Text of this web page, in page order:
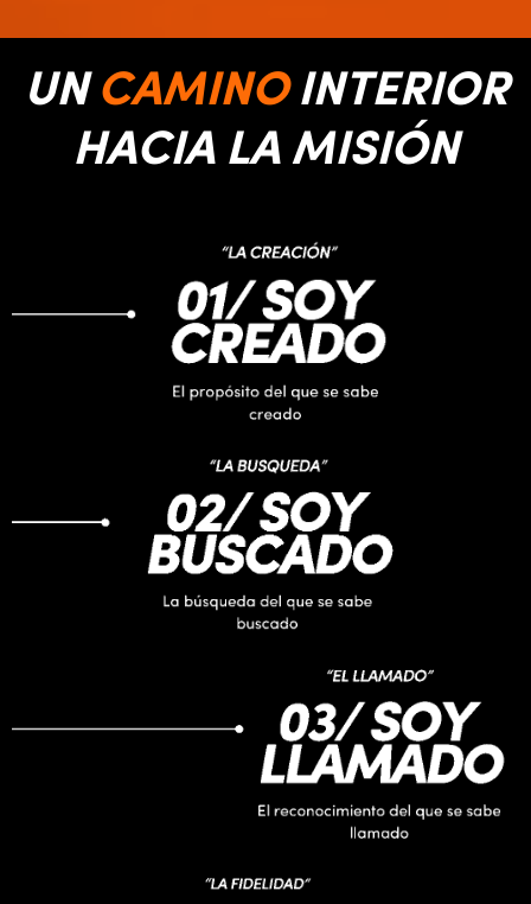
UN CAMINO INTERIOR
HACIA LA MISIÓN